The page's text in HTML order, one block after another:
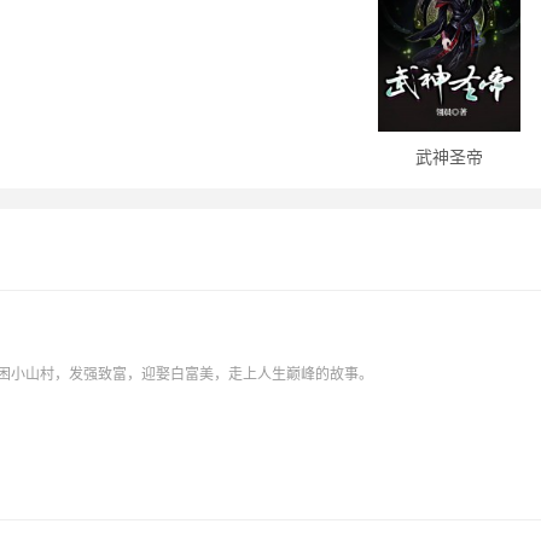
武神圣帝
山村，发强致富，迎娶白富美，走上人生巅峰的故事。